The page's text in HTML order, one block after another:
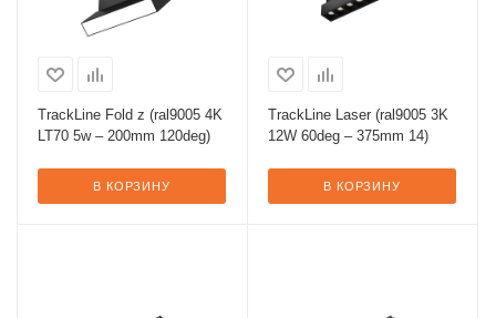
TrackLine Fold z (ral9005 4K
LT70 5w – 200mm 120deg)
В КОРЗИНУ
TrackLine Laser (ral9005 3K
12W 60deg – 375mm 14)
В КОРЗИНУ